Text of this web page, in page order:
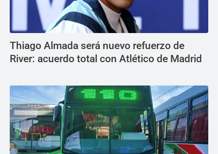
Thiago Almada será nuevo refuerzo de
River: acuerdo total con Atlético de Madrid